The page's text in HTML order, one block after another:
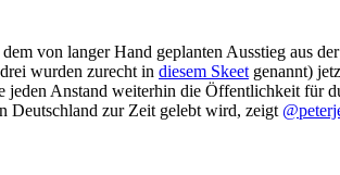
von langer Hand geplanten Ausstieg aus
wurden zurecht in diesem Skeet genannt)
jeden Anstand weiterhin die Öffentlichkeit für
Deutschland zur Zeit gelebt wird, zeigt